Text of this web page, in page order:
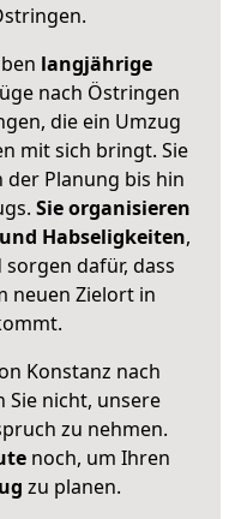
.
langjährige
nach Östringen
die ein Umzug
mit sich bringt. Sie
der Planung bis hin
Sie organisieren
Habseligkeiten,
dafür, dass
neuen Zielort in
Konstanz nach
Sie nicht, unsere
zu nehmen.
noch, um Ihren
zu planen.